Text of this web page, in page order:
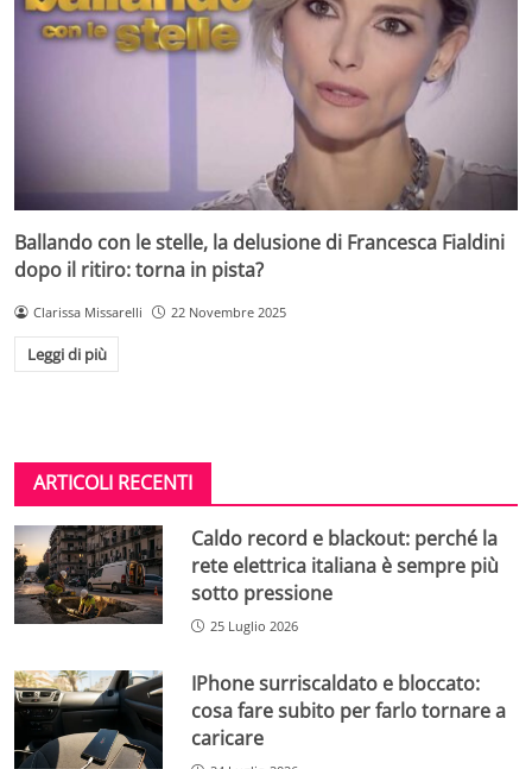
Ballando con le stelle, la delusione di Francesca Fialdini
dopo il ritiro: torna in pista?
Clarissa Missarelli 22 Novembre 2025
Leggi di più
ARTICOLI RECENTI
Caldo record e blackout: perché la
rete elettrica italiana è sempre più
sotto pressione
25 Luglio 2026
IPhone surriscaldato e bloccato:
cosa fare subito per farlo tornare a
caricare